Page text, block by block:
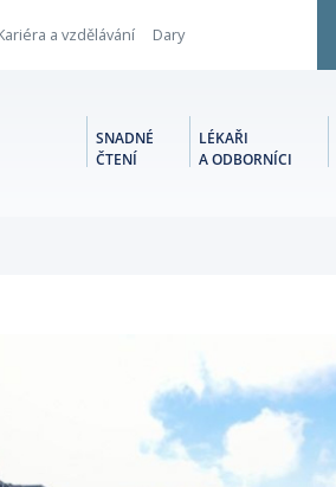
a vzdělávání Dary
SNADNÉ
ČTENÍ
LÉKAŘI
A ODBORNÍCI